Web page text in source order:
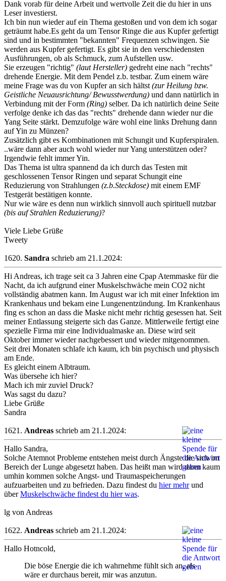
Dank vorab für deine Arbeit und wertvolle Zeit die du hier in uns
Leser investierst.
Ich bin nun wieder auf ein Thema gestoßen und von dem ich sogar
geträumt habe.Es geht da um Tensor Ringe die aus Kupfer gefertigt
sind und in bestimmten "bekannten" Frequenzen schwingen. Sie
werden aus Kupfer gefertigt. Es gibt sie in den verschiedensten
Ausführungen, ob als Schmuck, zum Aufstellen usw.
Sie erzeugen "richtig" (laut Hersteller) gedreht eine nach "rechts"
drehende Energie. Mit dem Pendel z.b. testbar. Zum einem wäre
meine Frage was du von Kupfer an sich hältst(zur Heilung bzw.
Geistliche Neuausrichtung/ Bewusstwerdung) und dann natürlich in
Verbindung mit der Form (Ring) selber. Da ich natürlich deine Seite
verfolge denke ich das das "rechts" drehende dann wieder nur die
Yang Seite stärkt. Demzufolge wäre wohl eine links Drehung dann
auf Yin zu Münzen?
Zusätzlich gibt es Kombinationen mit Schungit und Kupferspiralen.
..wäre dann aber auch wohl wieder nur Yang unterstützen oder?
Irgendwie fehlt immer Yin.
Das Thema ist ultra spannend da ich durch das Testen mit
geschlossenen Tensor Ringen und separat Schungit eine
Reduzierung von Strahlungen (z.b.Steckdose) mit einem EMF
Testgerät bestätigen konnte.
Nur wie wäre es denn nun wirklich sinnvoll auch spirituell nutzbar
(bis auf Strahlen Reduzierung)?
Viele Liebe Grüße
Tweety
1620. Sandra schrieb am 21.1.2024:
Hi Andreas, ich trage seit ca 3 Jahren eine Cpap Atemmaske für die
Nacht, da ich aufgrund einer Muskelschwäche mein CO2 nicht
vollständig abatmen kann. Im August war ich mit einer Infektion im
Krankenhaus und bekam eine Lungenentzündung. Im Krankenhaus
fing es schon an dass die Maske nicht mehr richtig gesessen hat. Seit
meiner Entlassung steigerte sich das Ganze. Mittlerweile fertigt eine
spezielle Firma mir eine Individualmaske an. Diese wird seit
Oktober immer wieder nachgebessert und wieder mitgenommen.
Seit drei Monaten schlafe ich kaum, ich bin psychisch und physisch
am Ende.
Es gleicht einem Albtraum.
Was übersehe ich hier?
Mach ich mir zuviel Druck?
Was sagst du dazu?
Liebe Grüße
Sandra
1621. Andreas schrieb am 21.1.2024:
Hallo Sandra,
Solche Atemnot Probleme entstehen meist durch Ängste die sich im
Bereich der Lunge abgesetzt haben. Das heißt man wird dann kaum
umhin kommen solche Angst- und Traumaspeicherungen
aufzuarbeiten und zu befrieden. Dazu findest du hier mehrund
überMuskelschwäche findest du hier was.
lg von Andreas
1622. Andreas schrieb am 21.1.2024:
Hallo Hotncold,
Die böse Energie die ich wahrnehme fühlt sich an, als
wäre er durchaus bereit, mir was anzutun.